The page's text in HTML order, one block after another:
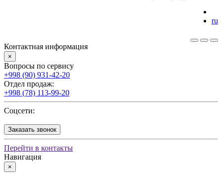
ru
Контактная информация
×
Вопросы по сервису
+998 (90) 931-42-20
Отдел продаж:
+998 (78) 113-99-20
Соцсети:
Заказать звонок
Перейти в контакты
Навигация
×